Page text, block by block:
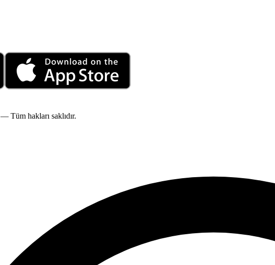
— Tüm hakları saklıdır.